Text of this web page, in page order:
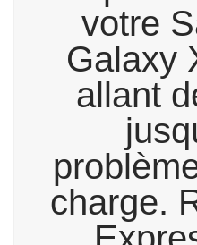
votre
Galaxy
allant
charge.